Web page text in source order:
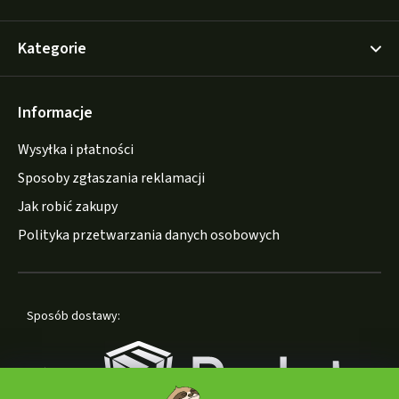
Kategorie
Informacje
Wysyłka i płatności
Sposoby zgłaszania reklamacji
Jak robić zakupy
Polityka przetwarzania danych osobowych
Sposób dostawy: